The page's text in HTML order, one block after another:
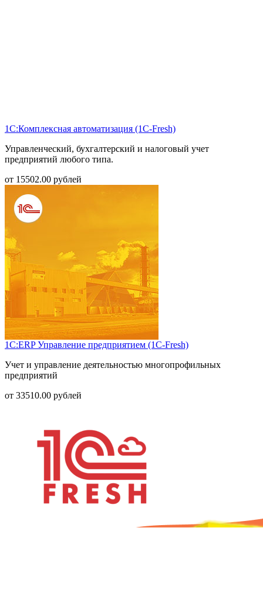
1С:Комплексная автоматизация (1С-Fresh)
Управленческий, бухгалтерский и налоговый учет
предприятий любого типа.
от 15502.00 рублей
1С:ERP Управление предприятием (1С-Fresh)
Учет и управление деятельностью многопрофильных
предприятий
от 33510.00 рублей